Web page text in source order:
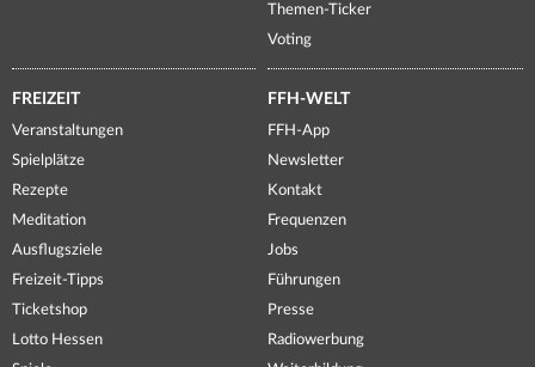
Themen-Ticker
Voting
FREIZEIT
Veranstaltungen
Spielplätze
Rezepte
Meditation
Ausflugsziele
Freizeit-Tipps
Ticketshop
Lotto Hessen
FFH-WELT
FFH-App
Newsletter
Kontakt
Frequenzen
Jobs
Führungen
Presse
Radiowerbung